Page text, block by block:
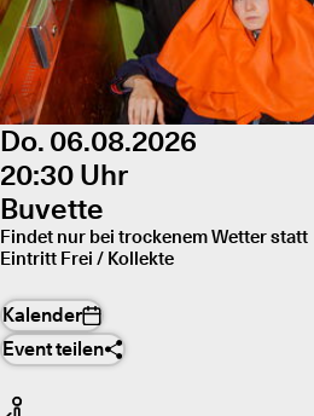
Do. 06.08.2026
20:30 Uhr
Buvette
Findet nur bei trockenem Wetter statt
Eintritt Frei / Kollekte
Kalender
Event teilen